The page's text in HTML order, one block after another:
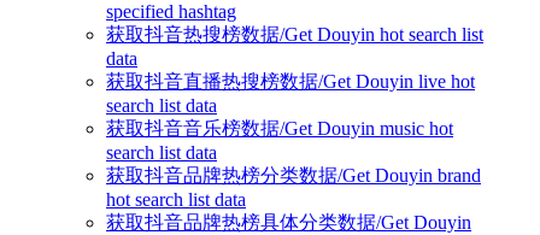
specified hashtag
获取抖音热搜榜数据/Get Douyin hot search list
data
获取抖音直播热搜榜数据/Get Douyin live hot
search list data
获取抖音音乐榜数据/Get Douyin music hot
search list data
获取抖音品牌热榜分类数据/Get Douyin brand
hot search list data
获取抖音品牌热榜具体分类数据/Get Douyin